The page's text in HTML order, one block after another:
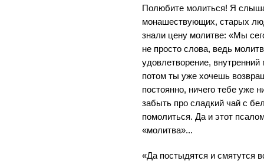
Полюбите молиться! Я
монашествующих, старых
знали цену молитве: «Мы
не просто слова, ведь
удовлетворение,
потом ты уже хочешь
постоянно, ничего тебе уже
забыть про сладкий чай с
помолиться. Да и этот
«молитва»...
«Да постыдятся и смятутся